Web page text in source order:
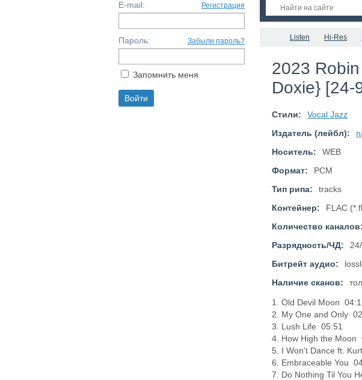
Listen Hi-Res
2023
Doxie} [24-
Стили:
Vocal Jazz
Издатель (лейбл):
Носитель:
WEB
Формат:
PCM
Тип рипа:
tracks
Контейнер:
FLAC
Количество каналов:
Разрядность/ЧД:
Битрейт аудио:
Наличие сканов:
1. Old Devil Moon
2. My One and Only
3. Lush Life 05:51
4. How High the Moon
5. I Won't Dance ft.
6. Embraceable You
7. Do Nothing Til You
E-mail: Регистрация
Пароль: Забыли пароль?
Запомнить меня